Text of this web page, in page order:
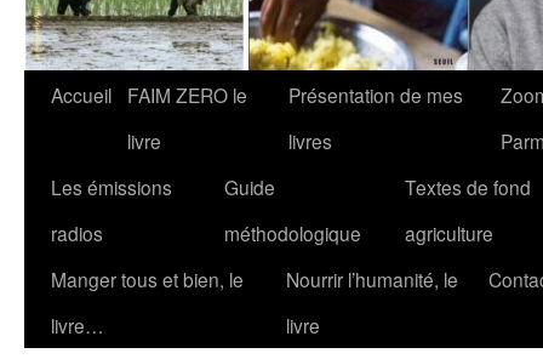
Accueil
FAIM ZERO le
livre
Présentation de mes
livres
Les émissions
radios
Guide
méthodologique
Textes de fond
agriculture
Manger tous et bien, le
livre…
Nourrir l’humanité, le
livre